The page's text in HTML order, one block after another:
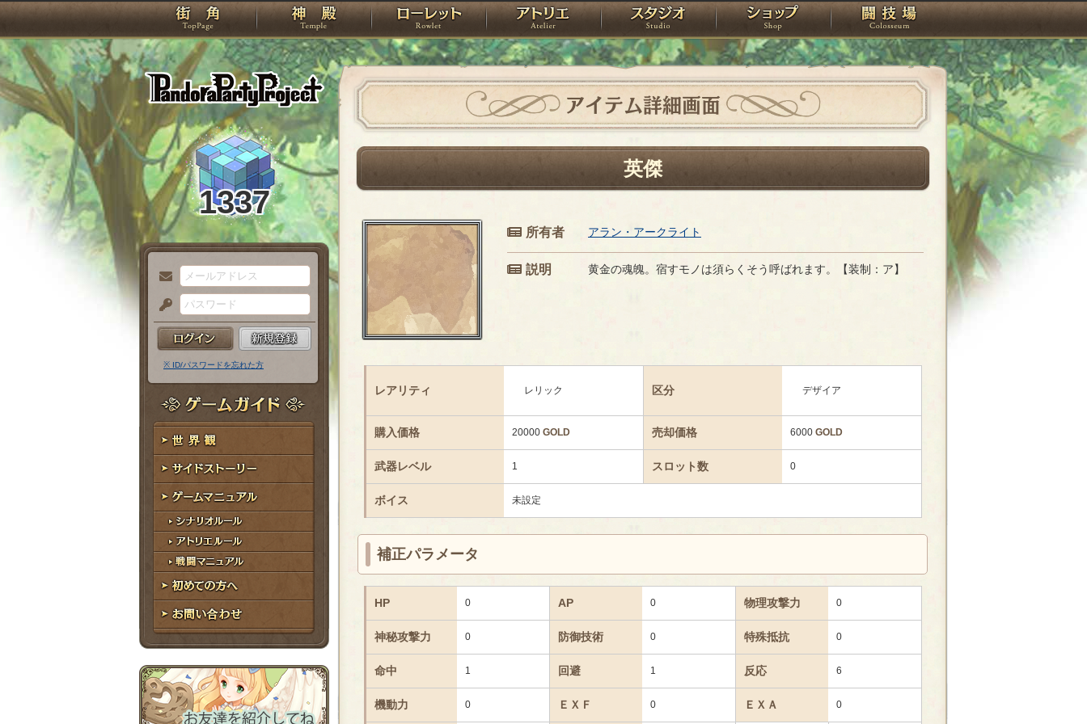
PandoraPartyProject
TOP 神殿 ローレット アトリエ スタジオ ショップ 闘技場
1337
メ
ー
ル
ア
ド
レ
ス
パ
ス
ー
ド
※ ID/パスワードを忘れた方
ゲームガイド
世界観
サイドストーリー
ゲームマニュアル
シナリオルール
アトリエルール
戦闘マニュアル
初めての方へ
お問い合わせ
アイテム詳細画面
英傑
所有者 アラン・アークライト
説明 黄金の魂魄。宿すモノは須らくそう呼ばれます。【装制：ア】
レアリティ レリック 区分 デザイア
購入価格 20000 GOLD 売却価格 6000 GOLD
武器レベル 1 スロット数 0
ボイス 未設定
補正パラメータ
HP 0 AP 0 物理攻撃力 0
神秘攻撃力 0 防御技術 0 特殊抵抗 0
命中 1 回避 1 反応 6
機動力 0 ＥＸＦ 0 ＥＸＡ 0